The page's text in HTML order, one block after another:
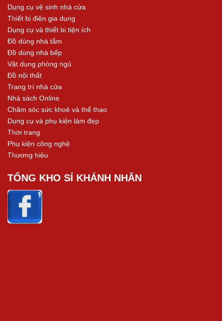
Dụng cụ vệ sinh nhà cửa
Thiết bị điện gia dụng
Dụng cụ và thiết bị tiện ích
Đồ dùng nhà tắm
Đồ dùng nhà bếp
Vật dụng phòng ngủ
Đồ nội thất
Trang trí nhà cửa
Nhà sách Online
Chăm sóc sức khoẻ và thể thao
Dụng cụ và phụ kiện làm đẹp
Thời trang
Phụ kiện công nghệ
Thương hiệu
TỔNG KHO SỈ KHÁNH NHÂN